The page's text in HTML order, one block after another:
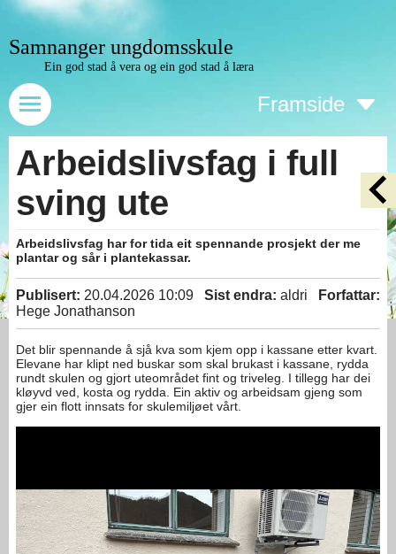
Samnanger ungdomsskule
Ein god stad å vera og ein god stad å læra
Framside
Arbeidslivsfag i full
sving ute
Arbeidslivsfag har for tida eit spennande prosjekt der me
plantar og sår i plantekassar.
Publisert: 20.04.2026 10:09 Sist endra: aldri
Forfattar:
Hege Jonathanson
Det blir spennande å sjå kva som kjem opp i kassane etter kvart.
Elevane har klipt ned buskar som skal brukast i kassane, rydda
rundt skulen og gjort uteområdet fint og triveleg. I tillegg har dei
kløyvd ved, kosta og rydda. Ein aktiv og arbeidsam gjeng som
gjer ein flott innsats for skulemiljøet vårt.